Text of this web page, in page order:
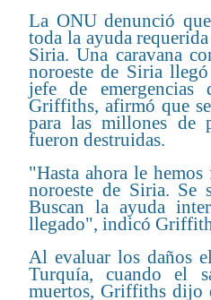
La ONU denunció
toda la ayuda requerida
Siria. Una caravana
noroeste de Siria
jefe de
Griffiths, afirmó que
para las millones de
fueron destruidas.
"Hasta ahora le
noroeste de Siria. Se
Buscan la ayuda
llegado", indicó
Al evaluar los daños
Turquía, cuando el
muertos, Griffiths dijo